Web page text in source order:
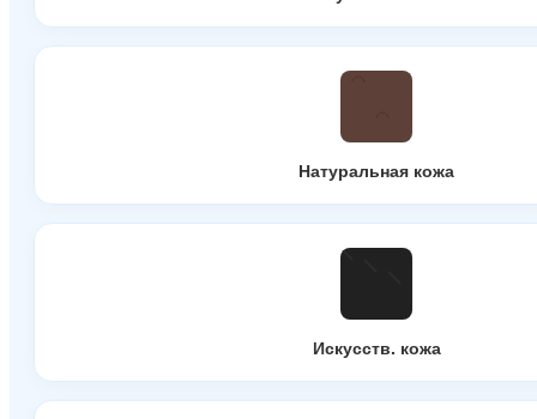
Натуральная кожа
Искусств. кожа